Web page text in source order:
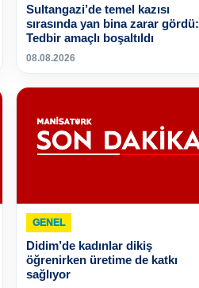
Sultangazi’de temel kazısı
sırasında yan bina zarar gördü:
Tedbir amaçlı boşaltıldı
08.08.2026
GENEL
Didim’de kadınlar dikiş
öğrenirken üretime de katkı
sağlıyor